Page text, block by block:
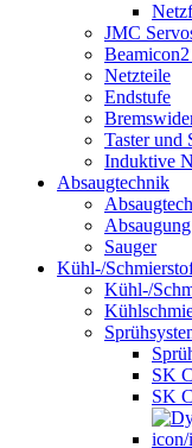
JMC
Netzteile
Endstufe
Taster und
Induktive
Absaugtechnik
Absaugung
Sauger
Kühl-/
Kühl-/
SK
SK